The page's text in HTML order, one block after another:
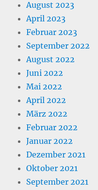
August 2023
April 2023
Februar 2023
September 2022
August 2022
Juni 2022
Mai 2022
April 2022
März 2022
Februar 2022
Januar 2022
Dezember 2021
Oktober 2021
September 2021